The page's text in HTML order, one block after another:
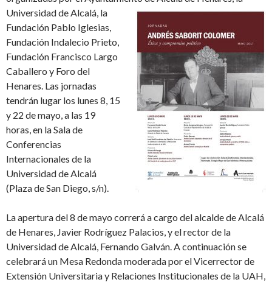
Universidad de Alcalá, la
Fundación Pablo Iglesias,
Fundación Indalecio Prieto,
Fundación Francisco Largo
Caballero y Foro del
Henares. Las jornadas
tendrán lugar los lunes 8, 15
y 22 de mayo, a las 19
horas, en la Sala de
Conferencias
Internacionales de la
Universidad de Alcalá
(Plaza de San Diego, s/n).
La apertura del 8 de mayo correrá a cargo del alcalde de Alcalá
de Henares, Javier Rodríguez Palacios, y el rector de la
Universidad de Alcalá, Fernando Galván. A continuación se
celebrará un Mesa Redonda moderada por el Vicerrector de
Extensión Universitaria y Relaciones Institucionales de la UAH,